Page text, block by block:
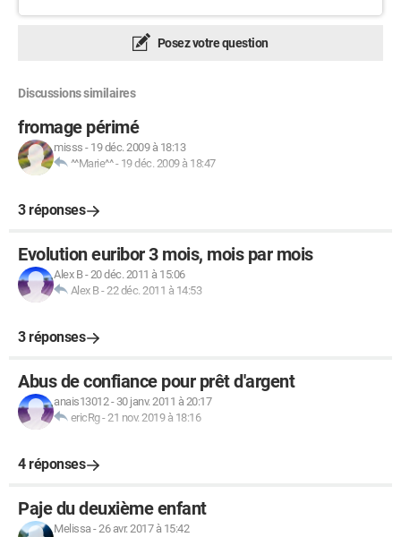
Posez votre question
Discussions similaires
fromage périmé
misss - 19 déc. 2009 à 18:13
^^Marie^^- 19 déc. 2009 à 18:47
3 réponses
Evolution euribor 3 mois, mois par mois
Alex B-20 déc. 2011 à 15:06
Alex B-22 déc. 2011 à 14:53
3 réponses
Abus de confiance pour prêt d'argent
anais13012- 30 janv. 2011 à 20:17
ericRg-21 nov. 2019 à 18:16
4 réponses
Paje du deuxième enfant
Melissa-26 avr. 2017 à 15:42